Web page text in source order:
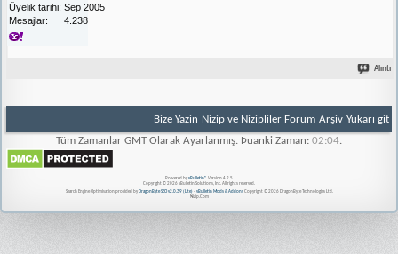
Üyelik tarihi Sep 2005
Mesajlar
4.238
Alıntı
Bize Yazin Nizip ve Nizipliler Forum Arşiv Yukarı git
Tüm Zamanlar GMT Olarak Ayarlanmış. Þuanki Zaman: 02:04.
Powered by vBulletin® Version 4.2.5
Copyright © 2026 vBulletin Solutions, Inc. All rights reserved.
Search Engine Optimisation provided by DragonByte SEO v2.0.39 (Lite)- vBulletin Mods & AddonsCopyright © 2026 DragonByte Technologies Ltd.
Nizip.Com